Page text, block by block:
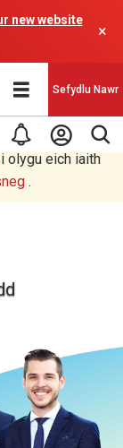
new website
×
Sefydlu Nawr
raglen AI.
i olygu eich iaith
.